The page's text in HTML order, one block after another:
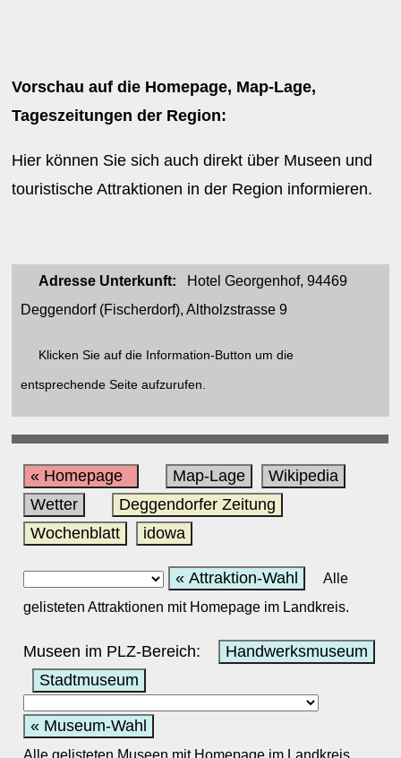
Vorschau auf die Homepage, Map-Lage,
Tageszeitungen der Region:
Hier können Sie sich auch direkt über Museen und
touristische Attraktionen in der Region informieren.
Adresse Unterkunft: Hotel Georgenhof, 94469
Deggendorf (Fischerdorf), Altholzstrasse 9
Klicken Sie auf die Information-Button um die
entsprechende Seite aufzurufen.